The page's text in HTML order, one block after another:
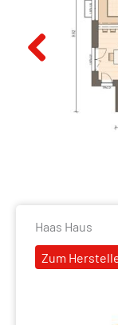
Haas Haus
Zum